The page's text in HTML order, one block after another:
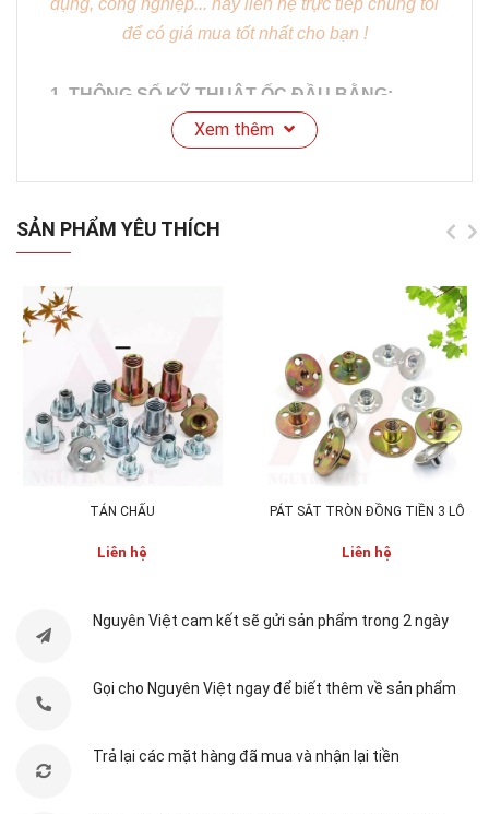
dụng, công nghiệp... hãy liên hệ trực tiếp chúng tôi
để có giá mua tốt nhất cho bạn !
1. THÔNG SỐ KỸ THUẬT ỐC ĐẦU BẰNG:
Mã sản phẩm:NV-LG.03
thép cán nguội được si nhiệt, si crom, si
kẽm ...
tùy chỉnh theo yêu cầu.
Khối lượng: tùy chỉnh theo yêu cầu.
đen đến vàng và inox.
Xem thêm
SẢN PHẨM YÊU THÍCH
TÁN CHẤU
Liên hệ
PÁT SẮT TRÒN ĐỒNG TIỀN 3 LỖ
Liên hệ
Nguyên Việt cam kết sẽ gửi sản phẩm trong 2 ngày
Gọi cho Nguyên Việt ngay để biết thêm về sản phẩm
Trả lại các mặt hàng đã mua và nhận lại tiền